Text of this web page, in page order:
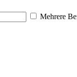
Mehrere